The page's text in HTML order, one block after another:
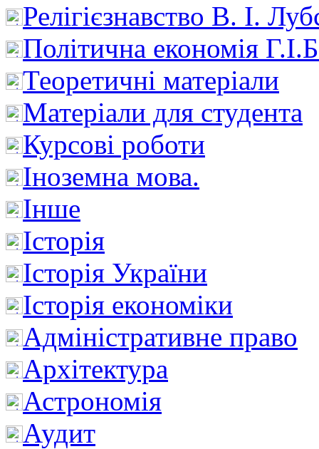
Релігієзнавство В. І.
Політична економія
Теоретичні матеріали
Матеріали для студента
Курсові роботи
Іноземна мова.
Інше
Історія
Історія України
Історія економіки
Адміністративне право
Архітектура
Астрономія
Аудит